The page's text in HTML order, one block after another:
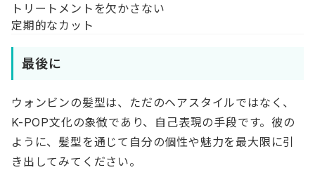
トリートメントを欠かさない
定期的なカット
最後に
ウォンビンの髪型は、ただのヘアスタイルではなく、
K-POP文化の象徴であり、自己表現の手段です。彼の
ように、髪型を通じて自分の個性や魅力を最大限に引
き出してみてください。